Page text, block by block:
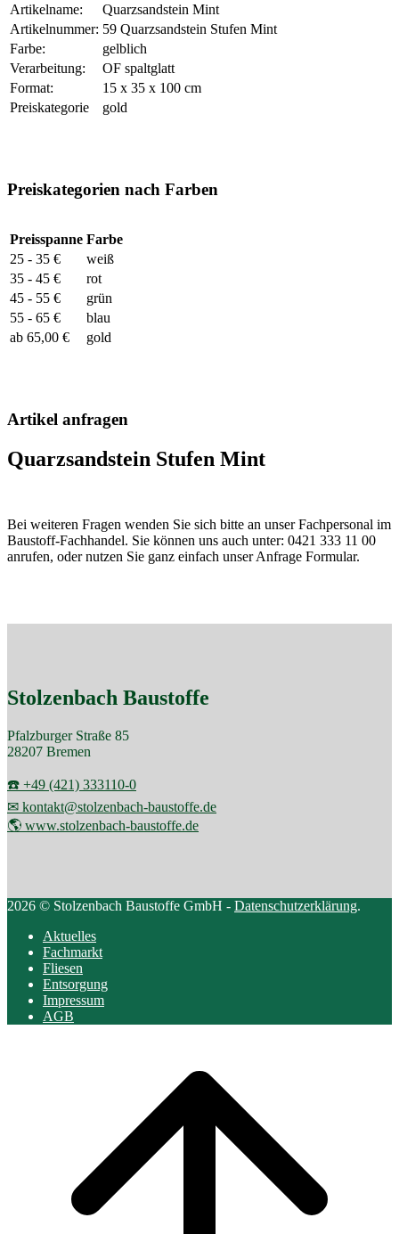
Artikelname:
Quarzsandstein Mint
Artikelnummer: 59 Quarzsandstein Stufen Mint
Farbe:
gelblich
Verarbeitung:
OF spaltglatt
Format:
15 x 35 x 100 cm
Preiskategorie
gold
Preiskategorien nach Farben
Preisspanne Farbe
25 - 35 €
weiß
35 - 45 €
rot
45 - 55 €
grün
55 - 65 €
blau
ab 65,00 €
gold
Artikel anfragen
Quarzsandstein Stufen Mint
Bei weiteren Fragen wenden Sie sich bitte an unser Fachpersonal im
Baustoff-Fachhandel. Sie können uns auch unter: 0421 333 11 00
anrufen, oder nutzen Sie ganz einfach unser Anfrage Formular.
Stolzenbach Baustoffe
Pfalzburger Straße 85
28207 Bremen
☎️ +49 (421) 333110-0
✉ kontakt@stolzenbach-baustoffe.de
🌎 www.stolzenbach-baustoffe.de
2026 © Stolzenbach Baustoffe GmbH - Datenschutzerklärung.
Aktuelles
Fachmarkt
Fliesen
Entsorgung
Impressum
AGB